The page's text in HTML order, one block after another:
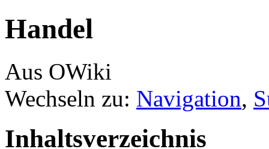
Handel
Aus OWiki
Wechseln zu: Navigation,
Inhaltsverzeichnis